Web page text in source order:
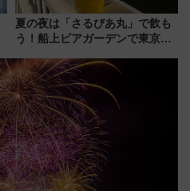
夏の夜は「さるびあ丸」で飲も
う！船上ビアガーデンで東京湾
杯……工場直送生ビールや島グ
ルメが美味い